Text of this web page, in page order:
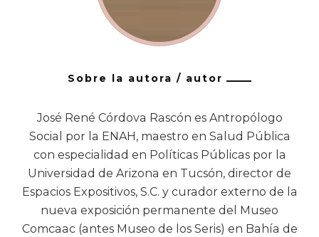
Sobre la autora / autor
José René Córdova Rascón es Antropólogo
Social por la ENAH, maestro en Salud Pública
con especialidad en Políticas Públicas por la
Universidad de Arizona en Tucsón, director de
Espacios Expositivos, S.C. y curador externo de la
nueva exposición permanente del Museo
Comcaac (antes Museo de los Seris) en Bahía de